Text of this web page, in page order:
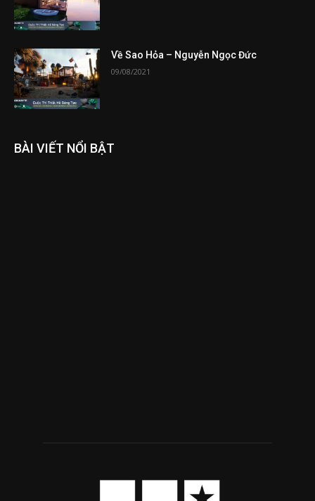
Về Sao Hỏa – Nguyễn Ngọc Đức
09/08/2021
BÀI VIẾT NỔI BẬT